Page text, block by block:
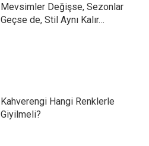
Mevsimler Değişse, Sezonlar
Geçse de, Stil Aynı Kalır…
Kahverengi Hangi Renklerle
Giyilmeli?